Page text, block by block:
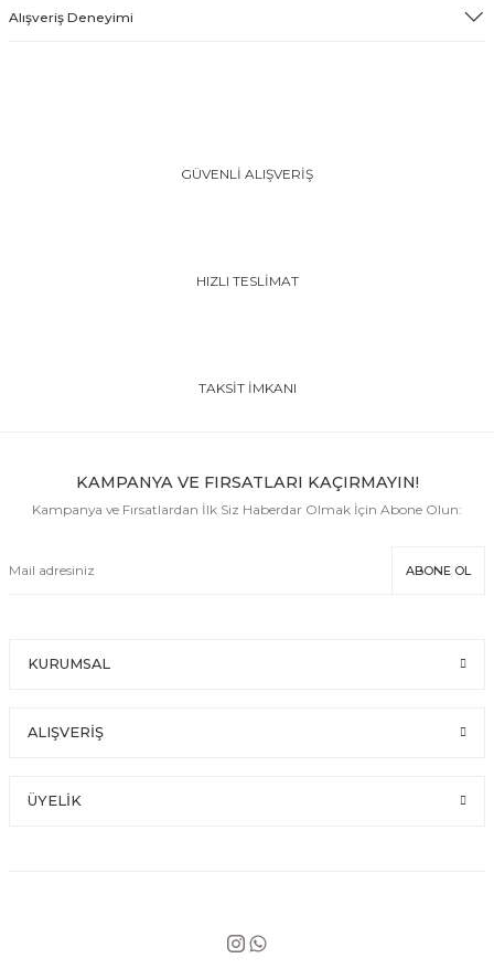
Alışveriş Deneyimi
GÜVENLİ ALIŞVERİŞ
HIZLI TESLİMAT
TAKSİT İMKANI
KAMPANYA VE FIRSATLARI KAÇIRMAYIN!
Kampanya ve Fırsatlardan İlk Siz Haberdar Olmak İçin Abone Olun:
ABONE OL
KURUMSAL
ALIŞVERİŞ
ÜYELİK